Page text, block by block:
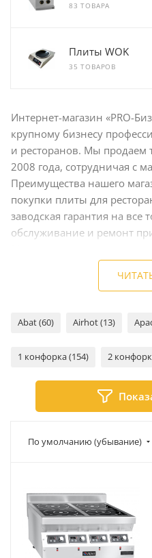
83 ТОВАРА
Плиты WOK
35 ТОВАРОВ
Интернет-магазин «PRO-
крупному бизнесу
и ресторанов. Мы продаем
2008 года, сотрудничая с
Преимущества нашего
покупки плиты для
заводская гарантия на все
обслуживание и ремонт
заведения общепита с
Товары доставляются в
Abat (60) Airhot (13)
1 конфорка (154) 2
По умолчанию (убывание)